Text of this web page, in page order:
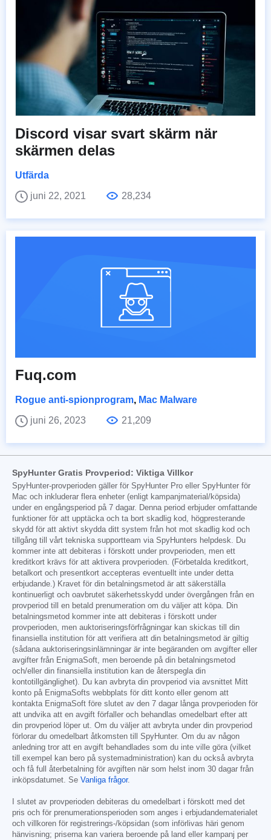
Discord visar svart skärm när
skärmen delas
Utfärda
juni 22, 2021
28,234
Fuq.com
Rogue anti-spionprogram, Mac Malware
juni 26, 2023
21,209
SpyHunter Gratis Provperiod: Viktiga Villkor
SpyHunter-provperioden gäller för SpyHunter Pro eller SpyHunter för
Mac och inkluderar flera enheter (enligt kampanjmaterial/köpsida)
under en engångsperiod på 7 dagar. Denna period erbjuder omfattande
funktioner för att upptäcka och ta bort skadlig kod, högpresterande
skydd för att aktivt skydda ditt system från hot mot skadlig kod och
tillgång till vårt tekniska supportteam via SpyHunters helpdesk. Du
kommer inte att debiteras i förskott under provperioden, men ett
kreditkort krävs för att aktivera provperioden. (Förbetalda kreditkort,
betalkort och presentkort accepteras eventuellt inte under detta
erbjudande.) Kravet för din betalningsmetod är att säkerställa
kontinuerligt och oavbrutet säkerhetsskydd under övergången från en
provperiod till en betald prenumeration om du väljer att köpa. Din
betalningsmetod kommer inte att debiteras i förskott under
provperioden, men auktoriseringsförfrågningar kan skickas till din
finansiella institution för att verifiera att din betalningsmetod är giltig
(sådana auktoriseringsinlämningar är inte begäranden om avgifter eller
avgifter från EnigmaSoft, men beroende på din betalningsmetod
och/eller din finansiella institution kan de återspegla din
kontotillgänglighet). Du kan avbryta din provperiod via avsnittet Mitt
konto på EnigmaSofts webbplats för ditt konto eller genom att
kontakta EnigmaSoft före slutet av den 7 dagar långa provperioden för
att undvika att en avgift förfaller och behandlas omedelbart efter att
din provperiod löper ut. Om du väljer att avbryta under din provperiod
förlorar du omedelbart åtkomsten till SpyHunter. Om du av någon
anledning tror att en avgift behandlades som du inte ville göra (vilket
till exempel kan bero på systemadministration) kan du också avbryta
och få full återbetalning för avgiften när som helst inom 30 dagar från
inköpsdatumet. Se Vanliga frågor.
I slutet av provperioden debiteras du omedelbart i förskott med det
pris och för prenumerationsperioden som anges i erbjudandematerialet
och villkoren för registrerings-/köpsidan (som införlivas häri genom
hänvisning; priserna kan variera beroende på land eller kampanj per